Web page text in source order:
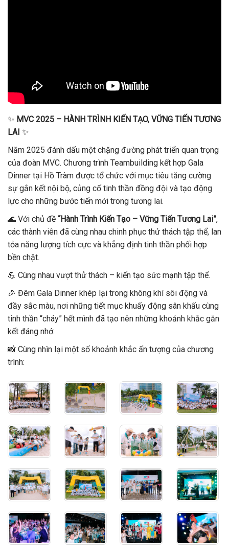
✨ MVC 2025 – HÀNH TRÌNH KIẾN TẠO, VỮNG TIẾN TƯƠNG
LAI ✨
Năm 2025 đánh dấu một chặng đường phát triển quan trọng
của đoàn MVC. Chương trình Teambuilding kết hợp Gala
Dinner tại Hồ Tràm được tổ chức với mục tiêu tăng cường
sự gắn kết nội bộ, củng cố tinh thần đồng đội và tạo động
lực cho những bước tiến mới trong tương lai.
🌊 Với chủ đề “Hành Trình Kiến Tạo – Vững Tiến Tương Lai”,
các thành viên đã cùng nhau chinh phục thử thách tập thể, lan
tỏa năng lượng tích cực và khẳng định tinh thần phối hợp
bền chặt.
💪 Cùng nhau vượt thử thách – kiến tạo sức mạnh tập thể.
🎉 Đêm Gala Dinner khép lại trong không khí sôi động và
đầy sắc màu, nơi những tiết mục khuấy động sân khấu cùng
tinh thần “cháy” hết mình đã tạo nên những khoảnh khắc gắn
kết đáng nhớ.
📸 Cùng nhìn lại một số khoảnh khắc ấn tượng của chương
trình: